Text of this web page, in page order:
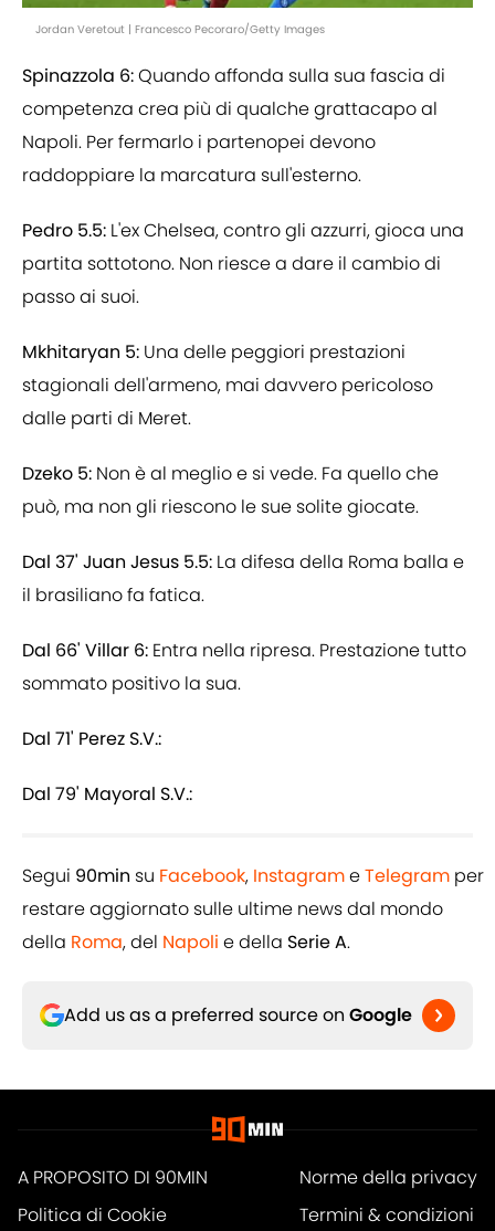
Jordan Veretout | Francesco Pecoraro/Getty Images
Spinazzola 6:Quando affonda sulla sua fascia di
competenza crea più di qualche grattacapo al
Napoli. Per fermarlo i partenopei devono
raddoppiare la marcatura sull'esterno.
Pedro 5.5: L'ex Chelsea, contro gli azzurri, gioca una
partita sottotono. Non riesce a dare il cambio di
passo ai suoi.
Mkhitaryan 5: Una delle peggiori prestazioni
stagionali dell'armeno, mai davvero pericoloso
dalle parti di Meret.
Dzeko 5: Non è al meglio e si vede. Fa quello che
può, ma non gli riescono le sue solite giocate.
Dal 37' Juan Jesus 5.5: La difesa della Roma balla e
il brasiliano fa fatica.
Dal 66' Villar 6: Entra nella ripresa. Prestazione tutto
sommato positivo la sua.
Dal 71' Perez S.V.:
Dal 79' Mayoral S.V.:
Segui 90min su Facebook, InstagrameTelegram per
restare aggiornato sulle ultime news dal mondo
della Roma, del Napoli e della Serie A.
Add us as a preferred source on Google
A PROPOSITO DI 90MIN
Norme della privacy
Politica di Cookie
Termini & condizioni